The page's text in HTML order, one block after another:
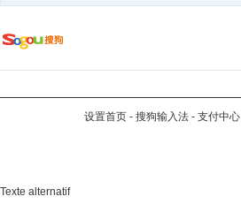
设置首页 - 搜狗输入法 - 支付中心
Texte alternatif